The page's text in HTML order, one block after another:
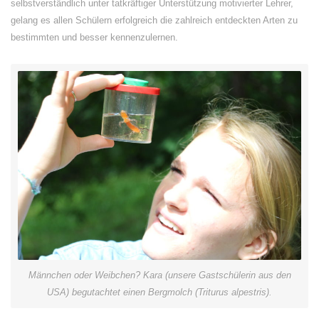
selbstverständlich unter tatkräftiger Unterstützung motivierter Lehrer,
gelang es allen Schülern erfolgreich die zahlreich entdeckten Arten zu
bestimmten und besser kennenzulernen.
Männchen oder Weibchen? Kara (unsere Gastschülerin aus den
USA) begutachtet einen Bergmolch (Triturus alpestris).